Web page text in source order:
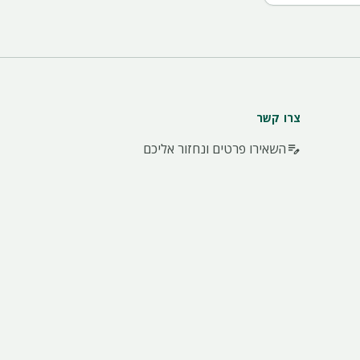
צרו קשר
edit_noteהשאירו פרטים ונחזור אליכם